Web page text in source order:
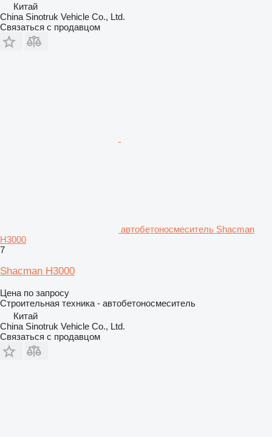
Китай
China Sinotruk Vehicle Co., Ltd.
Связаться с продавцом
автобетоносмеситель Shacman
H3000
7
Shacman H3000
Цена по запросу
Строительная техника - автобетоносмеситель
Китай
China Sinotruk Vehicle Co., Ltd.
Связаться с продавцом